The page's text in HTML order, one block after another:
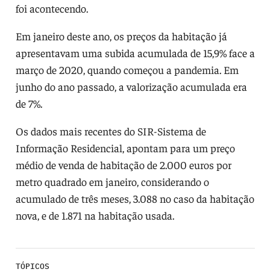
foi acontecendo.
Em janeiro deste ano, os preços da habitação já
apresentavam uma subida acumulada de 15,9% face a
março de 2020, quando começou a pandemia. Em
junho do ano passado, a valorização acumulada era
de 7%.
Os dados mais recentes do SIR-Sistema de
Informação Residencial, apontam para um preço
médio de venda de habitação de 2.000 euros por
metro quadrado em janeiro, considerando o
acumulado de três meses, 3.088 no caso da habitação
nova, e de 1.871 na habitação usada.
TÓPICOS